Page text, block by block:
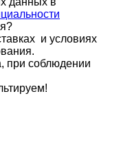
и условиях
при соблюдении